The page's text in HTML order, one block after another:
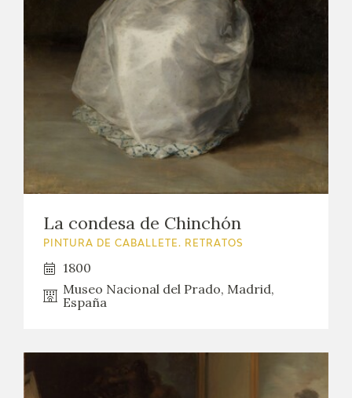
La condesa de Chinchón
PINTURA DE CABALLETE. RETRATOS
1800
Museo Nacional del Prado, Madrid,
España